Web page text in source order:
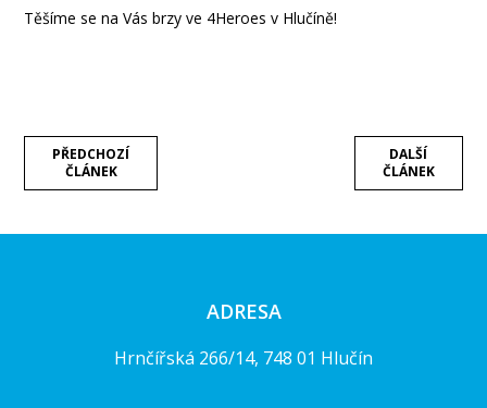
Těšíme se na Vás brzy ve 4Heroes v Hlučíně!
DALŠÍ
ČLÁNEK
PŘEDCHOZÍ
ČLÁNEK
ADRESA
Hrnčířská 266/14, 748 01 Hlučín